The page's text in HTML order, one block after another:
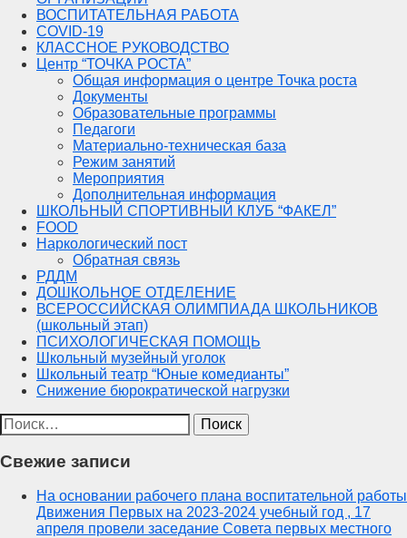
ВОСПИТАТЕЛЬНАЯ РАБОТА
COVID-19
КЛАССНОЕ РУКОВОДСТВО
Центр “ТОЧКА РОСТА”
Общая информация о центре Точка роста
Документы
Образовательные программы
Педагоги
Материально-техническая база
Режим занятий
Мероприятия
Дополнительная информация
ШКОЛЬНЫЙ СПОРТИВНЫЙ КЛУБ “ФАКЕЛ”
FOOD
Наркологический пост
Обратная связь
РДДМ
ДОШКОЛЬНОЕ ОТДЕЛЕНИЕ
ВСЕРОССИЙСКАЯ ОЛИМПИАДА ШКОЛЬНИКОВ
(школьный этап)
ПСИХОЛОГИЧЕСКАЯ ПОМОЩЬ
Школьный музейный уголок
Школьный театр “Юные комедианты”
Снижение бюрократической нагрузки
Найти:
Свежие записи
На основании рабочего плана воспитательной работы
Движения Первых на 2023-2024 учебный год , 17
апреля провели заседание Совета первых местного